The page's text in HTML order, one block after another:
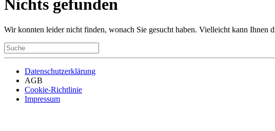
Nichts gefunden
Wir konnten leider nicht finden, wonach Sie gesucht haben. Vielleicht kann Ihnen
Datenschutzerklärung
AGB
Cookie-Richtlinie
Impressum